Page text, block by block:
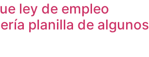
ley de empleo
planilla de algunos